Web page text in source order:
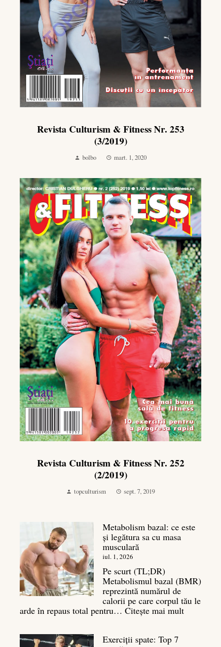
Revista Culturism & Fitness Nr. 253
(3/2019)
bolbo mart. 1, 2020
Revista Culturism & Fitness Nr. 252
(2/2019)
topculturism sept. 7, 2019
Metabolism bazal: ce este
și legătura sa cu masa
musculară
iul. 1, 2026
Pe scurt (TL;DR)
Metabolismul bazal (BMR)
reprezintă numărul de
calorii pe care corpul tău le
arde în repaus total pentru… Citește mai mult:
Exerciții spate: Top 7